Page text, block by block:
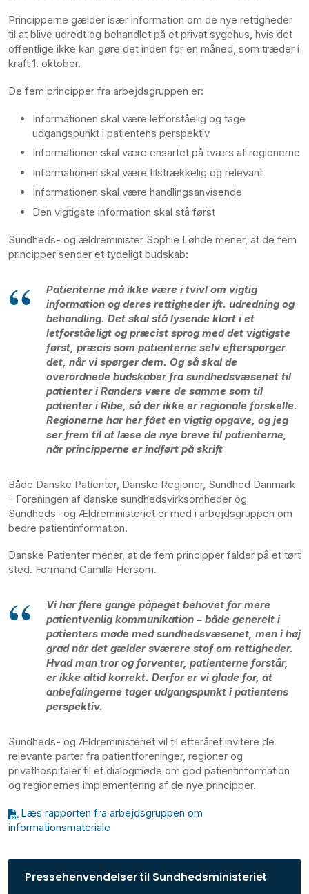
Principperne gælder især information om de nye rettigheder
til at blive udredt og behandlet på et privat sygehus, hvis det
offentlige ikke kan gøre det inden for en måned, som træder i
kraft 1. oktober.
De fem principper fra arbejdsgruppen er:
Informationen skal være letforståelig og tage
udgangspunkt i patientens perspektiv
Informationen skal være ensartet på tværs af regionerne
Informationen skal være tilstrækkelig og relevant
Informationen skal være handlingsanvisende
Den vigtigste information skal stå først
Sundheds- og ældreminister Sophie Løhde mener, at de fem
principper sender et tydeligt budskab:
Patienterne må ikke være i tvivl om vigtig
information og deres rettigheder ift. udredning og
behandling. Det skal stå lysende klart i et
letforståeligt og præcist sprog med det vigtigste
først, præcis som patienterne selv efterspørger
det, når vi spørger dem. Og så skal de
overordnede budskaber fra sundhedsvæsenet til
patienter i Randers være de samme som til
patienter i Ribe, så der ikke er regionale forskelle.
Regionerne har her fået en vigtig opgave, og jeg
ser frem til at læse de nye breve til patienterne,
når principperne er indført på skrift
Både Danske Patienter, Danske Regioner, Sundhed Danmark
- Foreningen af danske sundhedsvirksomheder og
Sundheds- og Ældreministeriet er med i arbejdsgruppen om
bedre patientinformation.
Danske Patienter mener, at de fem principper falder på et tørt
sted. Formand Camilla Hersom.
Vi har flere gange påpeget behovet for mere
patientvenlig kommunikation – både generelt i
patienters møde med sundhedsvæsenet, men i høj
grad når det gælder sværere stof om rettigheder.
Hvad man tror og forventer, patienterne forstår,
er ikke altid korrekt. Derfor er vi glade for, at
anbefalingerne tager udgangspunkt i patientens
perspektiv.
Sundheds- og Ældreministeriet vil til efteråret invitere de
relevante parter fra patientforeninger, regioner og
privathospitaler til et dialogmøde om god patientinformation
og regionernes implementering af de nye principper.
Læs rapporten fra arbejdsgruppen om
informationsmateriale
Pressehenvendelser til Sundhedsministeriet